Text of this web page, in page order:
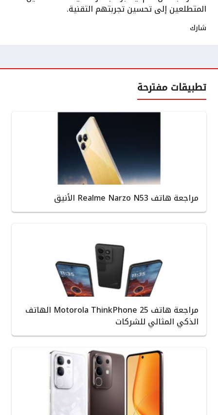
المتطلعين إلى تحسين تجربتهم التقنية.
شارك
تطبيقات مفترحة
مراجعة هاتف Realme Narzo N53 الأنيق
مراجعة هاتف Motorola ThinkPhone 25 الهاتف
الذكي المثالي للشركات